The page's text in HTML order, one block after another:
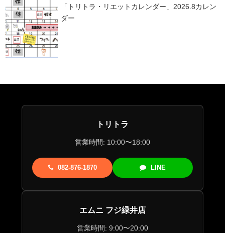
「トリトラ・リエットカレンダー」2026.8カレン
ダー
トリトラ
営業時間: 10:00〜18:00
082-876-1870 LINE
エムニ フジ緑井店
営業時間: 9:00〜20:00